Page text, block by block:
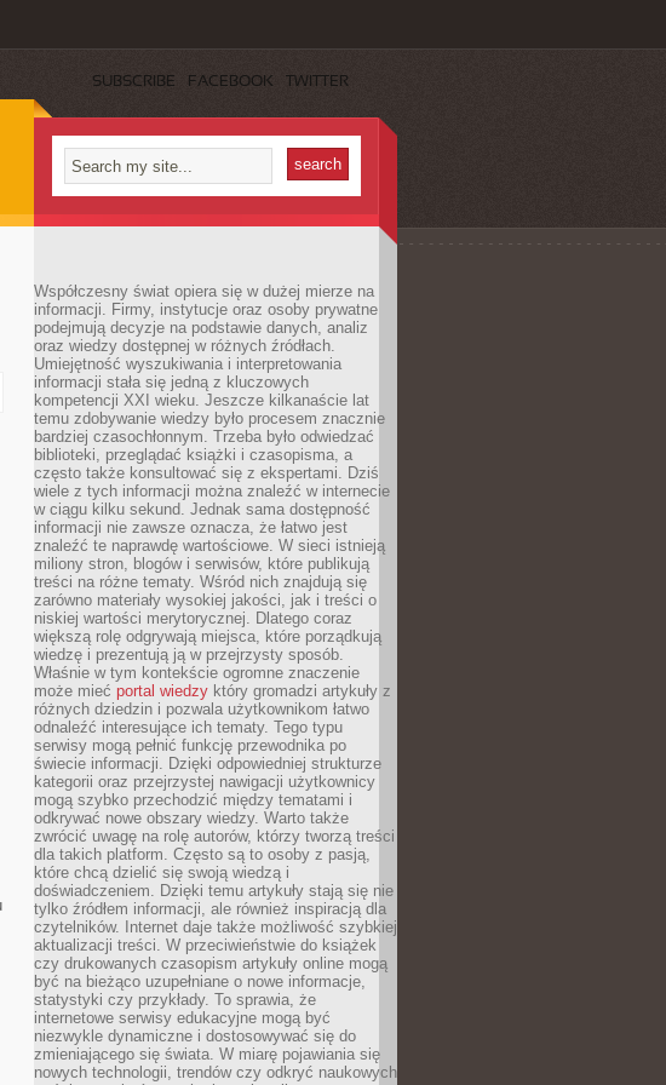
SUBSCRIBE FACEBOOK TWITTER
Współczesny świat opiera się w dużej mierze na
informacji. Firmy, instytucje oraz osoby prywatne
podejmują decyzje na podstawie danych, analiz
oraz wiedzy dostępnej w różnych źródłach.
Umiejętność wyszukiwania i interpretowania
informacji stała się jedną z kluczowych
kompetencji XXI wieku. Jeszcze kilkanaście lat
temu zdobywanie wiedzy było procesem znacznie
bardziej czasochłonnym. Trzeba było odwiedzać
biblioteki, przeglądać książki i czasopisma, a
często także konsultować się z ekspertami. Dziś
wiele z tych informacji można znaleźć w internecie
w ciągu kilku sekund. Jednak sama dostępność
informacji nie zawsze oznacza, że łatwo jest
znaleźć te naprawdę wartościowe. W sieci istnieją
miliony stron, blogów i serwisów, które publikują
treści na różne tematy. Wśród nich znajdują się
zarówno materiały wysokiej jakości, jak i treści o
niskiej wartości merytorycznej. Dlatego coraz
większą rolę odgrywają miejsca, które porządkują
wiedzę i prezentują ją w przejrzysty sposób.
Właśnie w tym kontekście ogromne znaczenie
może mieć portal wiedzy który gromadzi artykuły z
różnych dziedzin i pozwala użytkownikom łatwo
odnaleźć interesujące ich tematy. Tego typu
serwisy mogą pełnić funkcję przewodnika po
świecie informacji. Dzięki odpowiedniej strukturze
kategorii oraz przejrzystej nawigacji użytkownicy
mogą szybko przechodzić między tematami i
odkrywać nowe obszary wiedzy. Warto także
zwrócić uwagę na rolę autorów, którzy tworzą treści
dla takich platform. Często są to osoby z pasją,
które chcą dzielić się swoją wiedzą i
doświadczeniem. Dzięki temu artykuły stają się nie
tylko źródłem informacji, ale również inspiracją dla
czytelników. Internet daje także możliwość szybkiej
aktualizacji treści. W przeciwieństwie do książek
czy drukowanych czasopism artykuły online mogą
być na bieżąco uzupełniane o nowe informacje,
statystyki czy przykłady. To sprawia, że
internetowe serwisy edukacyjne mogą być
niezwykle dynamiczne i dostosowywać się do
zmieniającego się świata. W miarę pojawiania się
nowych technologii, trendów czy odkryć naukowych